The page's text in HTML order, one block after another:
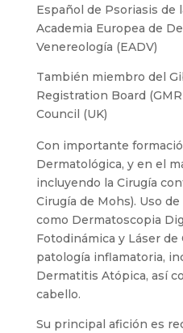
Español de Psoriasis de
Academia Europea de
Venereología (EADV)
También miembro del
Registration Board
Council (UK)
Con importante
Dermatológica, y en el
incluyendo la Cirugía
Cirugía de Mohs). Uso
como Dermatoscopia
Fotodinámica y Láser
patología inflamatoria,
Dermatitis Atópica, así
cabello.
Su principal afición es